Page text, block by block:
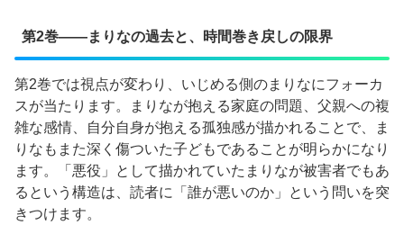
第2巻——まりなの過去と、時間巻き戻しの限界
第2巻では視点が変わり、いじめる側のまりなにフォーカ
スが当たります。まりなが抱える家庭の問題、父親への複
雑な感情、自分自身が抱える孤独感が描かれることで、ま
りなもまた深く傷ついた子どもであることが明らかになり
ます。「悪役」として描かれていたまりなが被害者でもあ
るという構造は、読者に「誰が悪いのか」という問いを突
きつけます。